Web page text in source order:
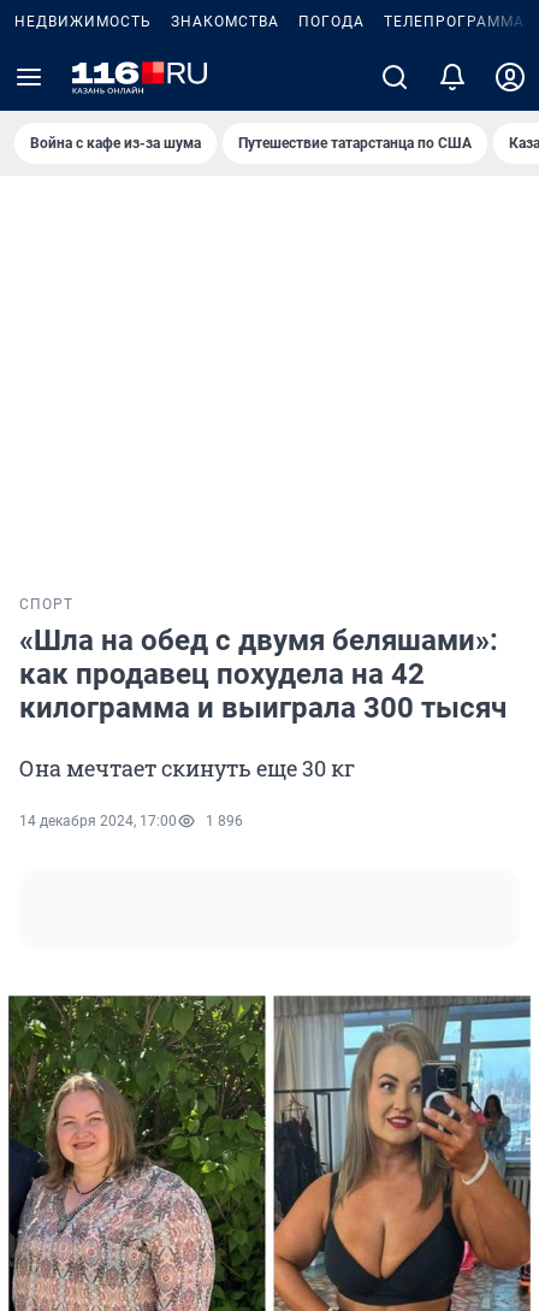
НЕДВИЖИМОСТЬ ЗНАКОМСТВА ПОГОДА ТЕЛЕПРОГРАММА
Война с кафе из-за шума Путешествие татарстанца по США
СПОРТ
«Шла на обед с двумя беляшами»:
как продавец похудела на 42
килограмма и выиграла 300 тысяч
Она мечтает скинуть еще 30 кг
14 декабря 2024, 17:00 1 896